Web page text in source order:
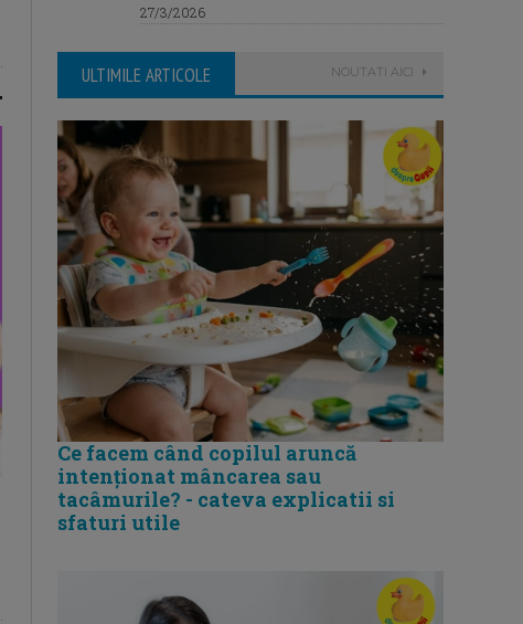
27/3/2026
ULTIMILE ARTICOLE NOUTATI AICI
Ce facem când copilul aruncă
intenționat mâncarea sau
tacâmurile? - cateva explicatii si
sfaturi utile